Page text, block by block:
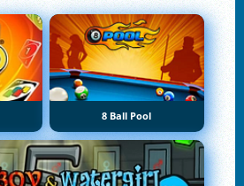
8 Ball Pool